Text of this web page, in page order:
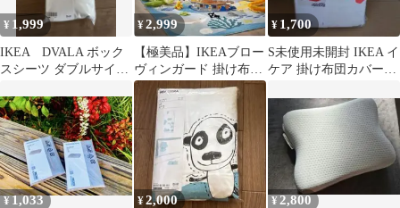
¥ 1,999
IKEA DVALA ボック
スシーツ ダブルサイズ
¥2,999
【極美品】IKEAブロー
ヴィンガード 掛け布団
カバー＆枕カバー(海の
動物模様)
¥ 1,700
S未使用未開封 IKEA イ
ケア 掛け布団カバー1
サイズ
¥1,033 ¥2,000 ¥ 2,800